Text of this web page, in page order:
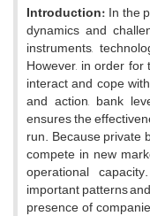
Introduction:In the
dynamics and
instruments,
However, in order
interact and cope
and action, bank
ensures the
run. Because private
compete in new
operational
important patterns
presence of